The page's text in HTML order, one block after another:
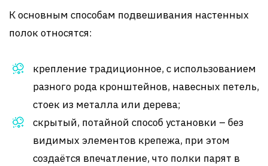
К основным способам подвешивания настенных
полок относятся:
крепление традиционное, с использованием
разного рода кронштейнов, навесных петель,
стоек из металла или дерева;
скрытый, потайной способ установки – без
видимых элементов крепежа, при этом
создаётся впечатление, что полки парят в